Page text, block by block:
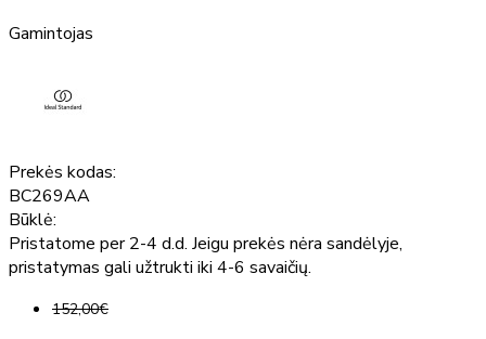
Gamintojas
Prekės kodas:
BC269AA
Būklė:
Pristatome per 2-4 d.d. Jeigu prekės nėra sandėlyje,
pristatymas gali užtrukti iki 4-6 savaičių.
152,00€